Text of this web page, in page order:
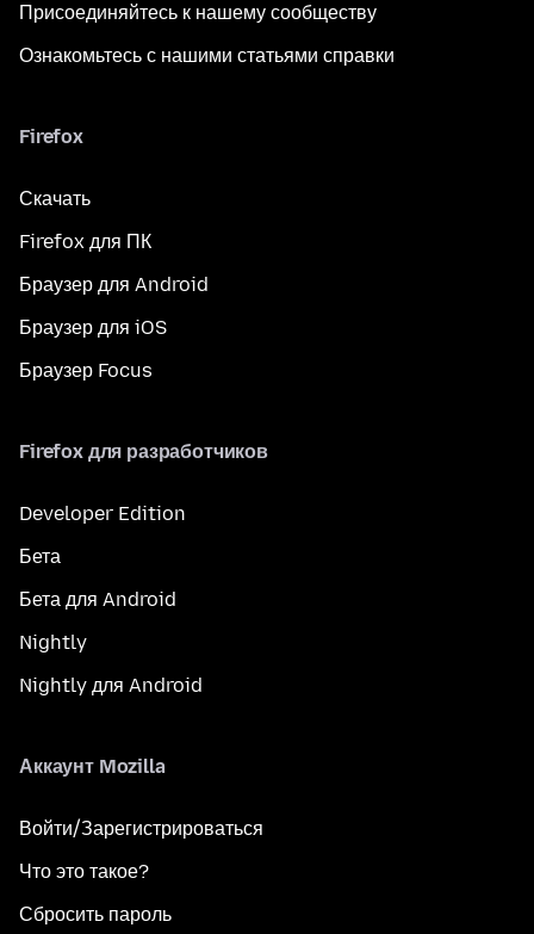
Присоединяйтесь к нашему сообществу
Ознакомьтесь с нашими статьями справки
Firefox
Скачать
Firefox для ПК
Браузер для Android
Браузер для iOS
Браузер Focus
Firefox для разработчиков
Developer Edition
Бета
Бета для Android
Nightly
Nightly для Android
Аккаунт Mozilla
Войти/Зарегистрироваться
Что это такое?
Сбросить пароль